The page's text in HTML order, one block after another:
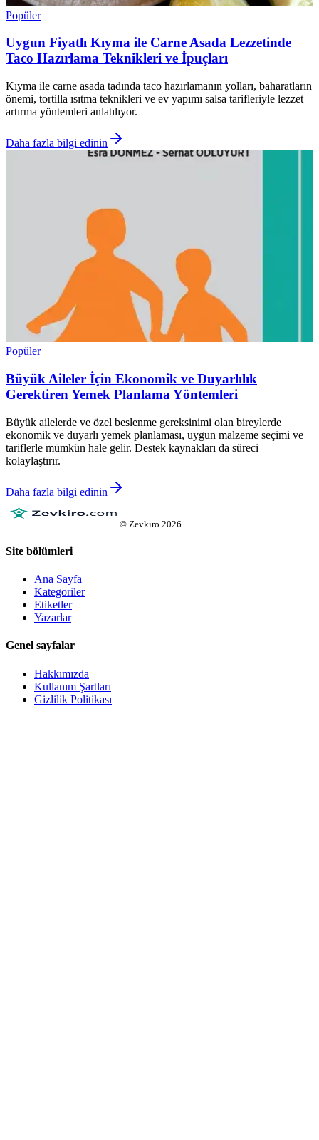
Popüler
Uygun Fiyatlı Kıyma ile Carne Asada Lezzetinde
Taco Hazırlama Teknikleri ve İpuçları
Kıyma ile carne asada tadında taco hazırlamanın yolları, baharatların
önemi, tortilla ısıtma teknikleri ve ev yapımı salsa tarifleriyle lezzet
artırma yöntemleri anlatılıyor.
Daha fazla bilgi edinin
Popüler
Büyük Aileler İçin Ekonomik ve Duyarlılık
Gerektiren Yemek Planlama Yöntemleri
Büyük ailelerde ve özel beslenme gereksinimi olan bireylerde
ekonomik ve duyarlı yemek planlaması, uygun malzeme seçimi ve
tariflerle mümkün hale gelir. Destek kaynakları da süreci
kolaylaştırır.
Daha fazla bilgi edinin
© Zevkiro 2026
Site bölümleri
Ana Sayfa
Kategoriler
Etiketler
Yazarlar
Genel sayfalar
Hakkımızda
Kullanım Şartları
Gizlilik Politikası